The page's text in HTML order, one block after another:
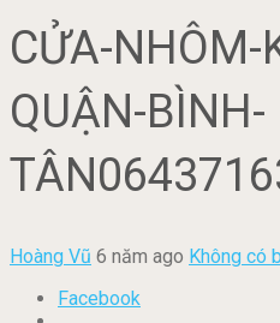
CỬA-NHÔM-
QUẬN-BÌNH-
Hoàng Vũ 6 năm ago Không có
Facebook